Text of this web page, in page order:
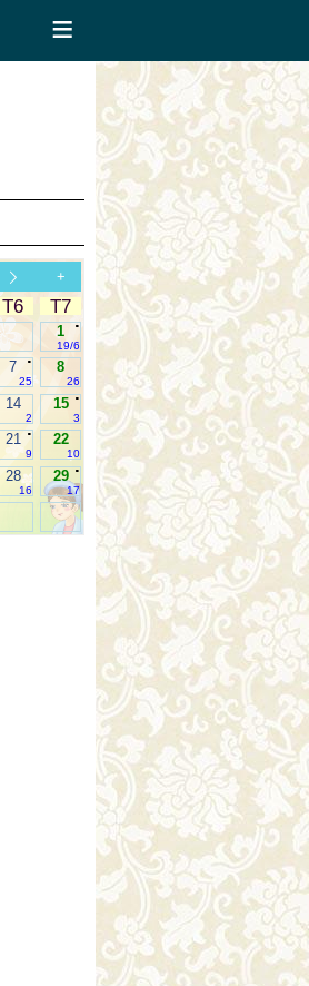
+
T6 T7
.
1
19/6
.
7
25
8
26
14
2
.
15
3
.
21
9
22
10
28
16
.
29
17